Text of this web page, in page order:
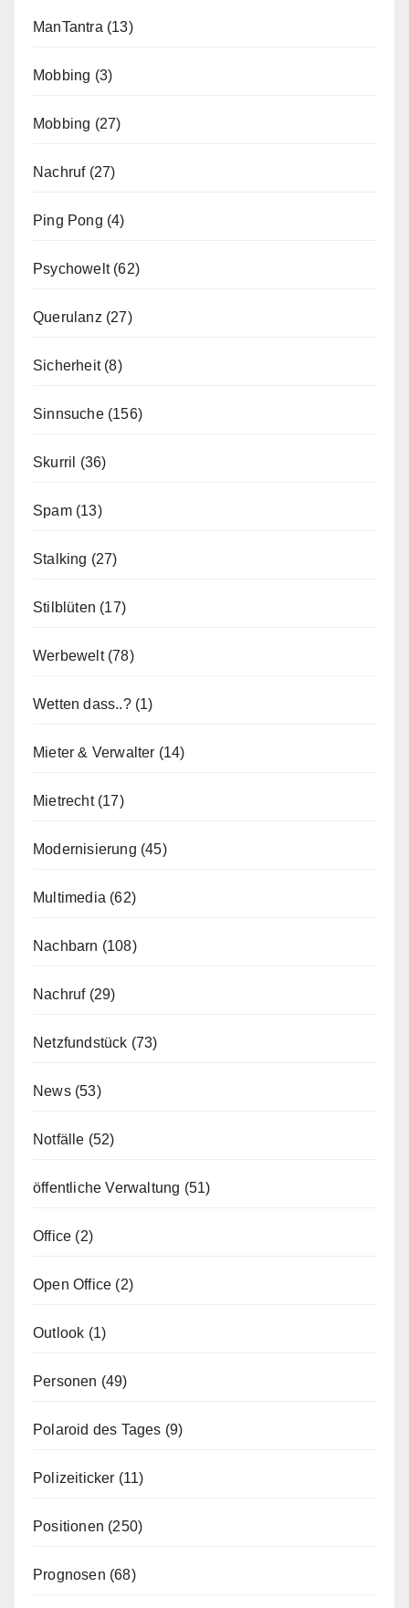
ManTantra (13)
Mobbing (3)
Mobbing (27)
Nachruf(27)
Ping Pong (4)
Psychowelt(62)
Querulanz (27)
Sicherheit(8)
Sinnsuche(156)
Skurril (36)
Spam(13)
Stalking (27)
Stilblüten (17)
Werbewelt(78)
Wetten dass..?(1)
Mieter & Verwalter (14)
Mietrecht(17)
Modernisierung (45)
Multimedia (62)
Nachbarn (108)
Nachruf(29)
Netzfundstück (73)
News(53)
Notfälle (52)
öffentliche Verwaltung (51)
Office (2)
Open Office (2)
Outlook (1)
Personen (49)
Polaroid des Tages (9)
Polizeiticker (11)
Positionen (250)
Prognosen (68)